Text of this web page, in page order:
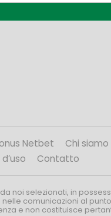
Netbet Chi siamo
Contatto
noi selezionati, in
comunicazioni al
e non costituisce